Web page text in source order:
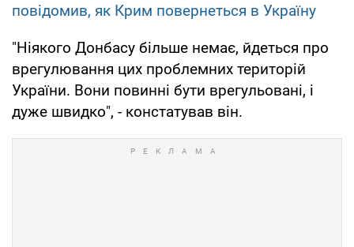
повідомив, як Крим повернеться в Україну
"Ніякого Донбасу більше немає, йдеться про
врегулювання цих проблемних територій
України. Вони повинні бути врегульовані, і
дуже швидко", - констатував він.